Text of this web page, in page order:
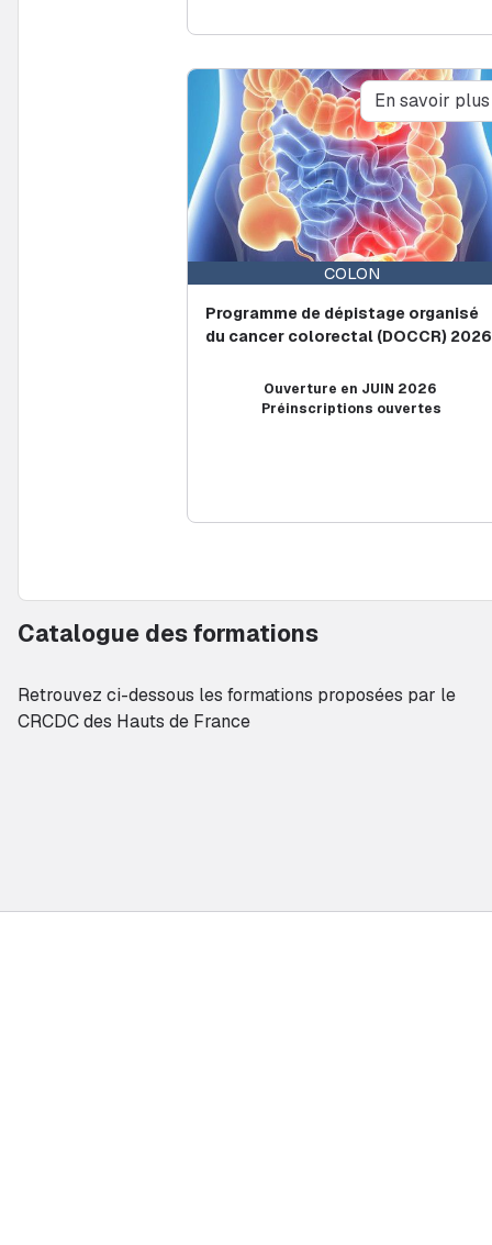
En savoir plus
COLON
Programme de dépistage organisé
du cancer colorectal (DOCCR) 2026
Ouverture en JUIN 2026
Préinscriptions ouvertes
Catalogue des formations
Retrouvez ci-dessous les formations proposées par le
CRCDC des Hauts de France